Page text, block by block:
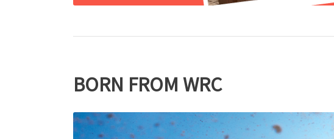
BORN FROM WRC